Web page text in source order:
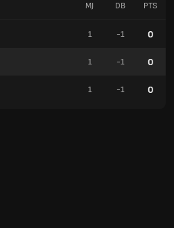
MJ DB PTS
1 -1 0
1 -1 0
1 -1 0